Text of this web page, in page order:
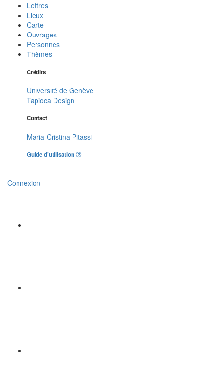
Lettres
Lieux
Carte
Ouvrages
Personnes
Thèmes
Crédits
Université de Genève
Tapioca Design
Contact
Maria-Cristina Pitassi
Guide d'utilisation
Connexion